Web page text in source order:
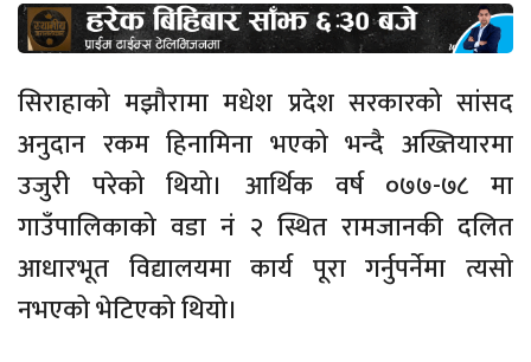
सिराहाको मझौरामा मधेश प्रदेश सरकारको सांसद
अनुदान रकम हिनामिना भएको भन्दै अख्तियारमा
उजुरी परेको थियो। आर्थिक वर्ष ०७७-७८ मा
गाउँपालिकाको वडा नं २ स्थित रामजानकी दलित
आधारभूत विद्यालयमा कार्य पूरा गर्नुपर्नेमा त्यसो
नभएको भेटिएको थियो।